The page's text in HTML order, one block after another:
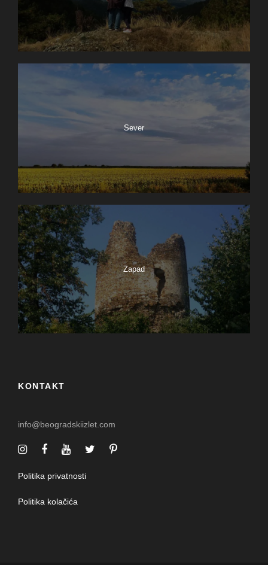
Sever
Zapad
KONTAKT
info@beogradskiizlet.com
Politika privatnosti
Politika kolačića